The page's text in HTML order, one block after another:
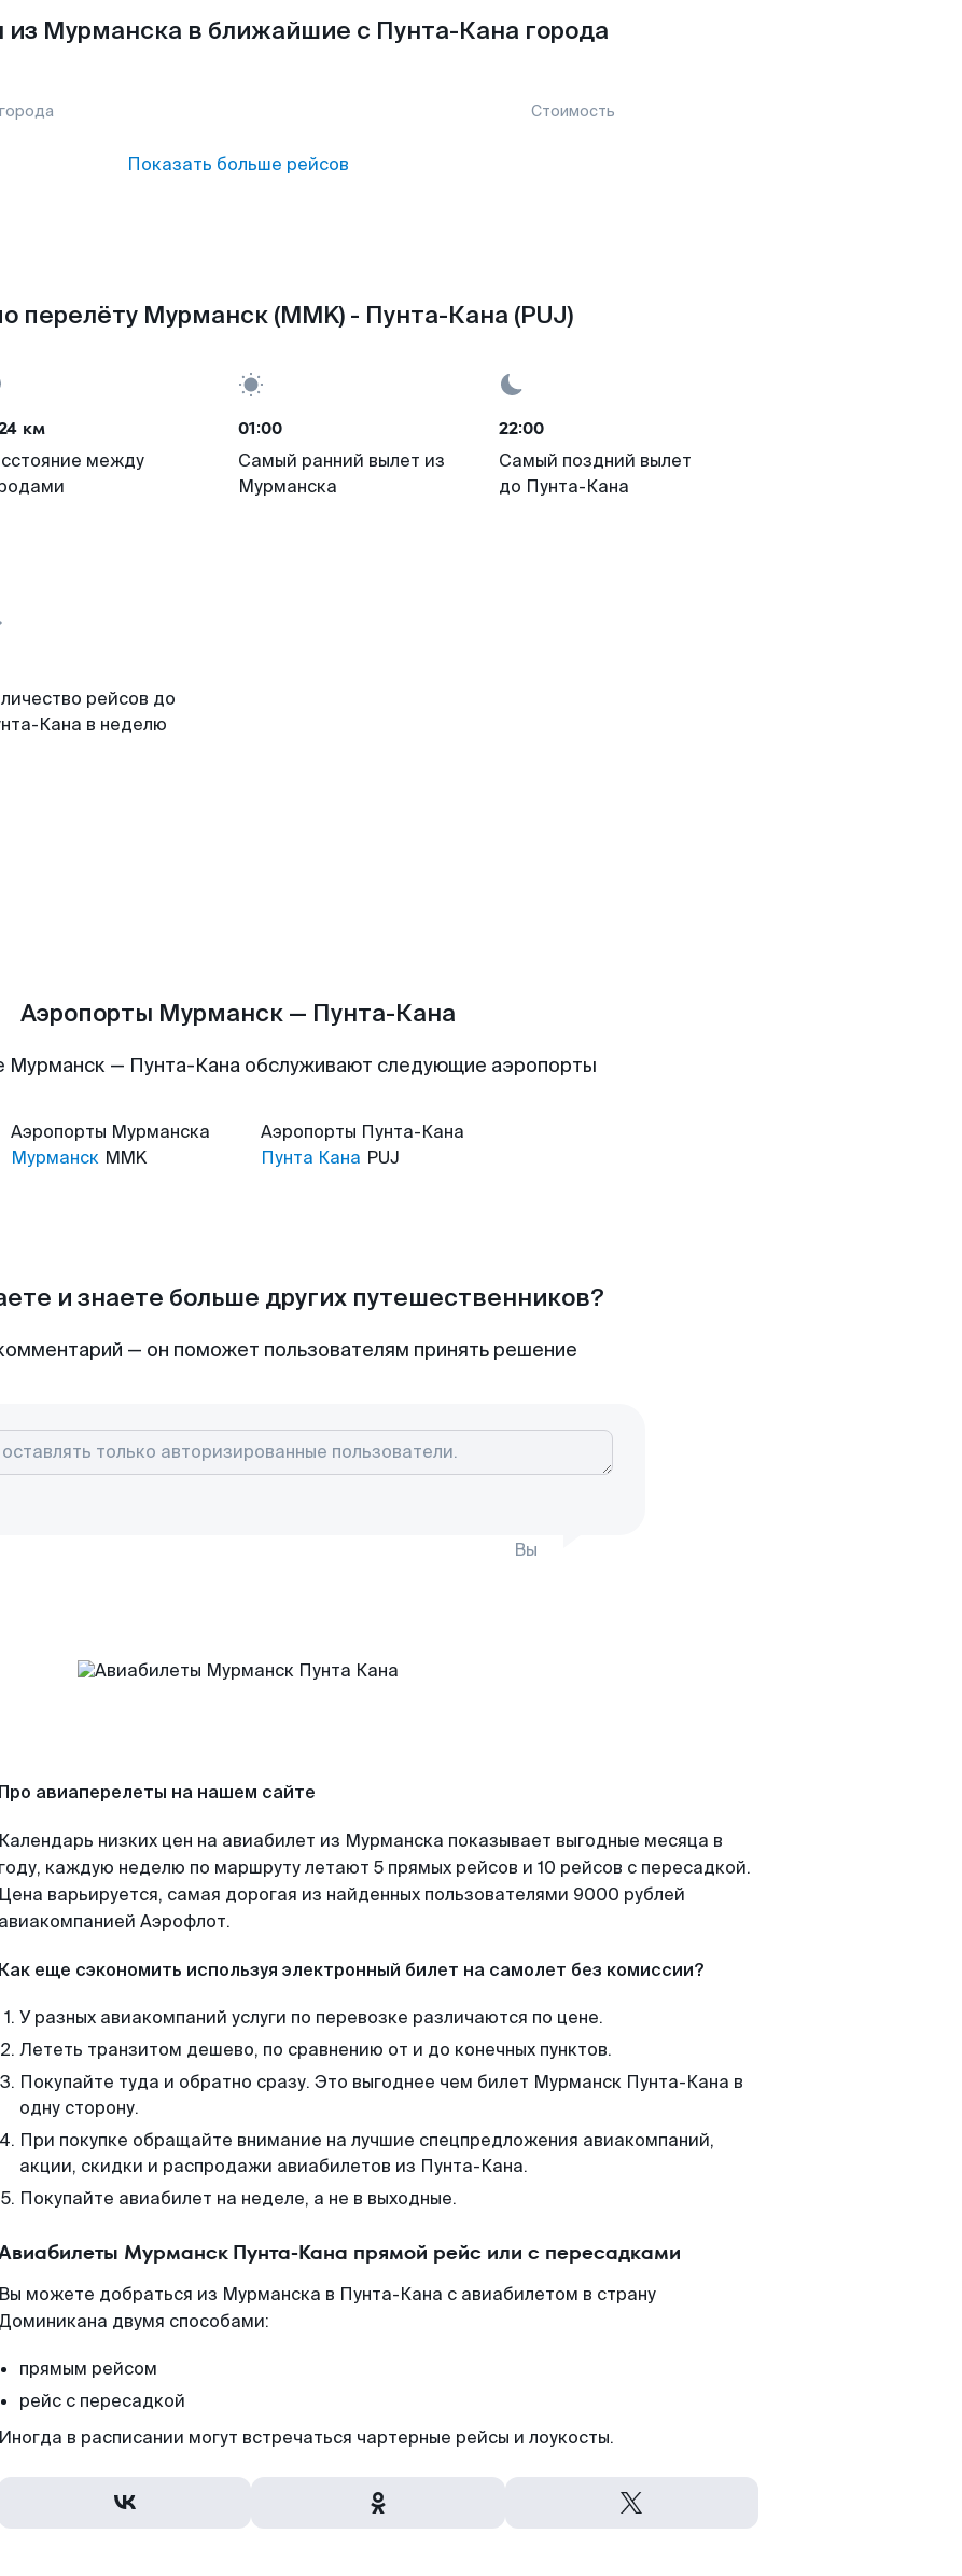
Мурманска в ближайшие с Пунта-Кана города
Стоимость
Показать больше рейсов
перелёту Мурманск (MMK) - Пунта-Кана (PUJ)
км
между
01:00
Самый ранний вылет из
Мурманска
22:00
Самый поздний вылет
до Пунта-Кана
рейсов до
Кана в неделю
Аэропорты Мурманск — Пунта-Кана
Мурманск — Пунта-Кана обслуживают следующие аэропорты
Аэропорты Мурманска
Мурманск MMK
Аэропорты Пунта-Кана
Пунта Кана PUJ
и знаете больше других путешественников?
— он поможет пользователям принять решение
Вы
Про авиаперелеты на нашем сайте
Календарь низких цен на авиабилет из Мурманска показывает выгодные месяца в
году, каждую неделю по маршруту летают 5 прямых рейсов и 10 рейсов с пересадкой.
Цена варьируется, самая дорогая из найденных пользователями 9000 рублей
авиакомпанией Аэрофлот.
Как еще сэкономить используя электронный билет на самолет без комиссии?
У разных авиакомпаний услуги по перевозке различаются по цене.
Лететь транзитом дешево, по сравнению от и до конечных пунктов.
Покупайте туда и обратно сразу. Это выгоднее чем билет Мурманск Пунта-Кана в
одну сторону.
При покупке обращайте внимание на лучшие спецпредложения авиакомпаний,
акции, скидки и распродажи авиабилетов из Пунта-Кана.
Покупайте авиабилет на неделе, а не в выходные.
Мурманск Пунта-Кана прямой рейс или с пересадками
Вы можете добраться из Мурманска в Пунта-Кана с авиабилетом в страну
Доминикана двумя способами:
прямым рейсом
рейс с пересадкой
Иногда в расписании могут встречаться чартерные рейсы и лоукосты.